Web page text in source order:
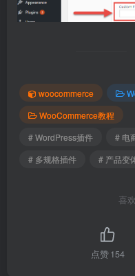
woocommerce
WooCommerce教程
# WordPress插件
# 电
# 多规格插件
# 产品变
喜
点赞154